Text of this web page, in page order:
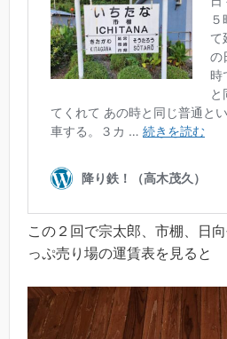
この２回で宗太郎、市棚、日
っぷ売り場の運賃表を見ると